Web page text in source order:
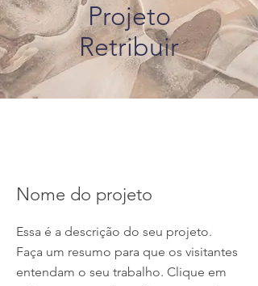
Projeto
Retribuir
Nome do projeto
Essa é a descrição do seu projeto.
Faça um resumo para que os visitantes
entendam o seu trabalho. Clique em